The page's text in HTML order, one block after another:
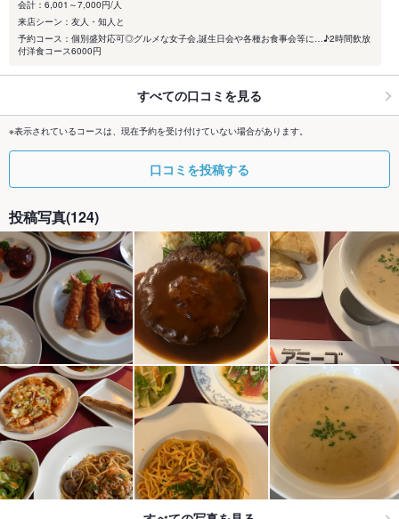
会計：6,001～7,000円/人
来店シーン：友人・知人と
予約コース：個別盛対応可◎グルメな女子会,誕生日会や各種お食事会等に…♪2時間飲放
付洋食コース6000円
すべての口コミを見る
※表示されているコースは、現在予約を受け付けていない場合があります。
口コミを投稿する
投稿写真(124)